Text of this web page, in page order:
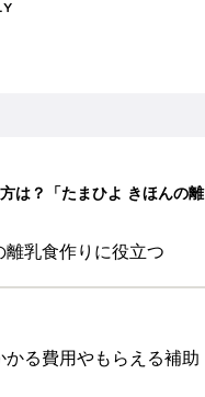
は？「たまひよ きほんの離
乳食作りに役立つ
る費用やもらえる補助